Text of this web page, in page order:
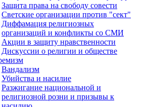
Защита права на свободу совести
Светские организации против "сект"
Диффамация религиозных
организаций и конфликты со СМИ
Акции в защиту нравственности
Дискуссии о религии и обществе
Вандализм
Убийства и насилие
Разжигание национальной и
религиозной розни и призывы к